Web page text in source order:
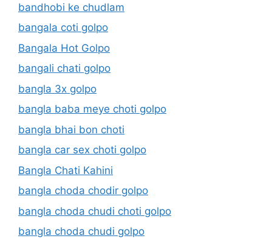
bandhobi ke chudlam
bangala coti golpo
Bangala Hot Golpo
bangali chati golpo
bangla 3x golpo
bangla baba meye choti golpo
bangla bhai bon choti
bangla car sex choti golpo
Bangla Chati Kahini
bangla choda chodir golpo
bangla choda chudi choti golpo
bangla choda chudi golpo